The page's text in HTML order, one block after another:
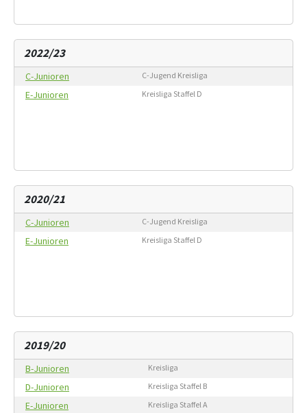
2022/23
C-Junioren C-Jugend Kreisliga
E-Junioren Kreisliga Staffel D
2020/21
C-Junioren C-Jugend Kreisliga
E-Junioren Kreisliga Staffel D
2019/20
B-Junioren Kreisliga
D-Junioren Kreisliga Staffel B
E-Junioren Kreisliga Staffel A